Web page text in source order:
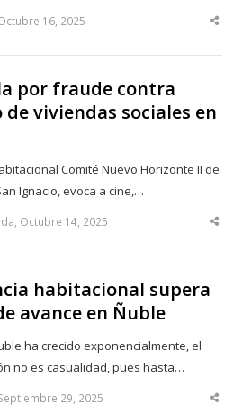
16, 2025
por fraude contra
viviendas sociales en
Comité Nuevo Horizonte II de
Ignacio, evoca a cine,…
Octubre 14, 2025
habitacional supera
avance en Ñuble
ha crecido exponencialmente, el
no es casualidad, pues hasta…
29, 2025